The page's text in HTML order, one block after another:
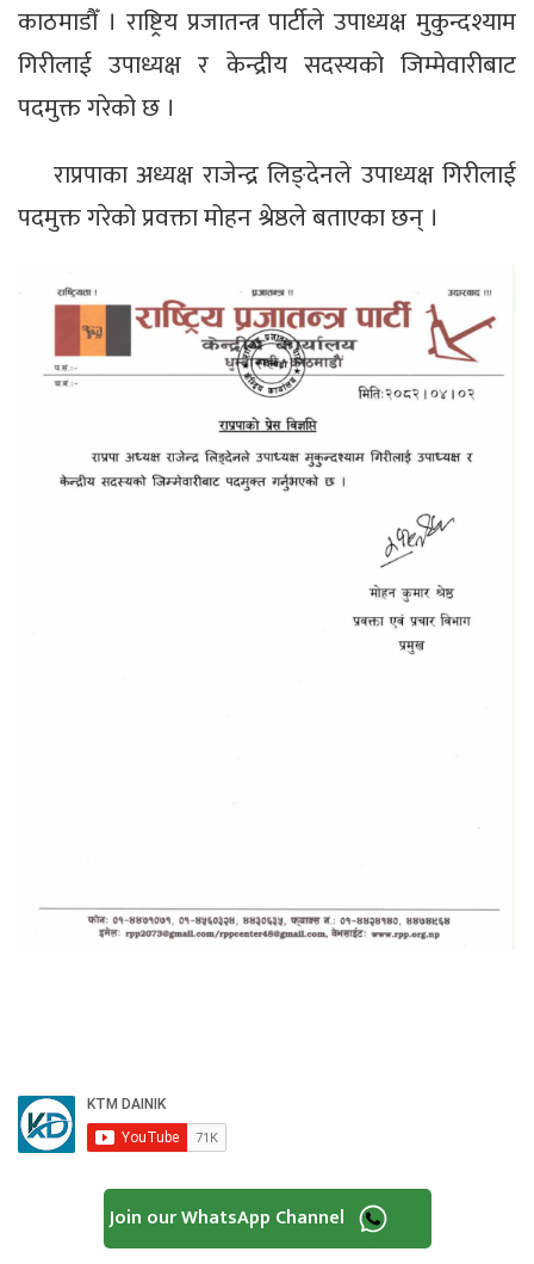
काठमाडौँ । राष्ट्रिय प्रजातन्त्र पार्टीले उपाध्यक्ष मुकुन्दश्याम
गिरीलाई उपाध्यक्ष र केन्द्रीय सदस्यको जिम्मेवारीबाट
पदमुक्त गरेको छ ।
राप्रपाका अध्यक्ष राजेन्द्र लिङ्देनले उपाध्यक्ष गिरीलाई
पदमुक्त गरेको प्रवक्ता मोहन श्रेष्ठले बताएका छन् ।
Join our WhatsApp Channel